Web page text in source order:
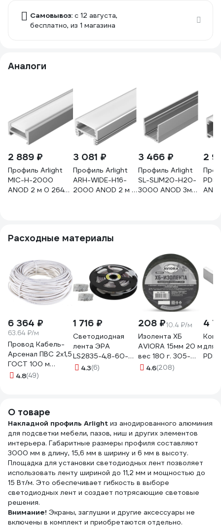
Самовывоз: c 12 августа,
бесплатно, из 1 магазина
Аналоги
2 889 ₽
Профиль Arlight
MIC-H-2000
ANOD 2 м 0 26458
3 081 ₽
Профиль Arlight
ARH-WIDE-H16-
2000 ANOD 2 м 0
3 466 ₽
Профиль Arlight
SL-SLIM20-H20-
3000 ANOD 3м
2
Расходные материалы
6 364 ₽
63.64 ₽/м
Провод Кабель-
Арсенал ПВС 2х1,5
ГОСТ 100 м
KARS-51178
4.8(49)
1 716 ₽
Светодиодная
лента ЭРА
LS2835-4,8-60-
220-2700К-IP67-
4.3(6)
208 ₽10.4 ₽/м
Изолента ХБ
AVIORA 15мм 20 м
вес 180 г. 305-
0654.6(208)
4
для
О товаре
Накладной профиль Arlight из анодированного алюминия
для подсветки мебели, пазов, ниш и других элементов
интерьера. Габаритные размеры профиля составляют
3000 мм в длину, 15,6 мм в ширину и 6 мм в высоту.
Площадка для установки светодиодных лент позволяет
использовать ленту шириной до 11,2 мм и мощностью до
15 Вт/м. Это обеспечивает гибкость в выборе
светодиодных лент и создает потрясающие световые
решения.
Внимание! Экраны, заглушки и другие аксессуары не
включены в комплект и приобретаются отдельно.